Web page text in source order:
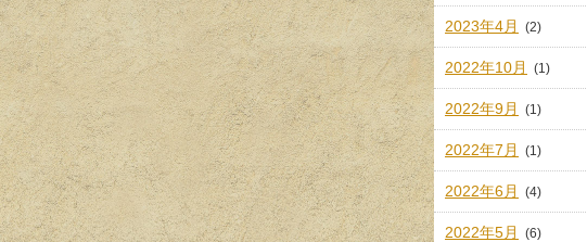
2023年4月 (2)
2022年10月 (1)
2022年9月 (1)
2022年7月 (1)
2022年6月 (4)
2022年5月 (6)